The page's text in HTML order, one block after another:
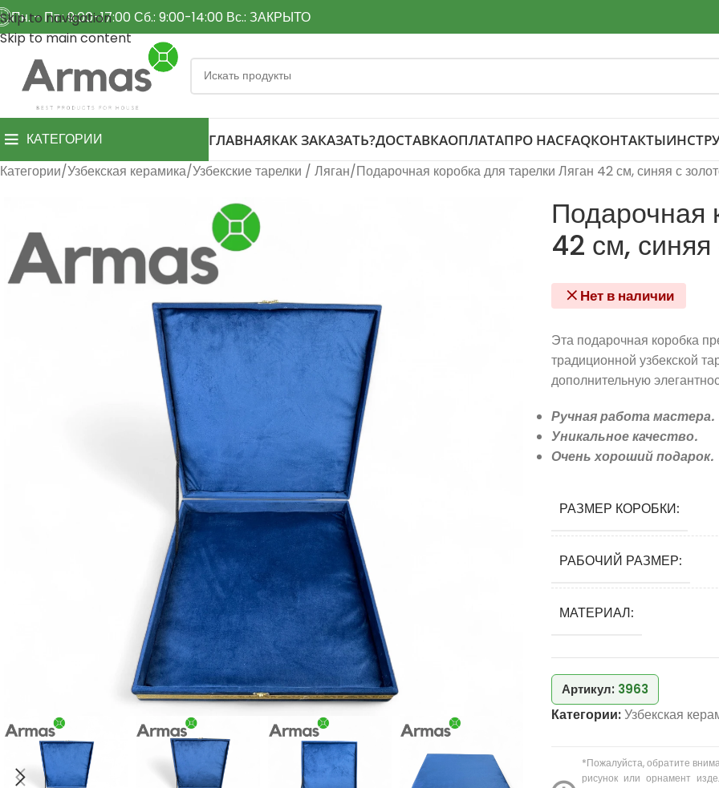
Skip to navigation
Skip to main content
Пн. - Пт.: 9:00-17:00 Сб.: 9:00-14:00 Вс.: ЗАКРЫТО
КАТЕГОРИИ ГЛАВНАЯКАК ЗАКАЗАТЬ?ДОСТАВКАОПЛАТАПРО НАСFAQКОНТАКТЫ
Категории Узбекская керамика Узбекские тарелки / Ляган Подарочная коробка для тарелки Ляган 42 см, синяя с
Подарочная
42 см, синяя
Нет в наличии
Эта подарочная коробка
традиционной узбекской
дополнительную
Ручная работа мастера.
Уникальное качество.
Очень хороший подарок.
РАЗМЕР КОРОБКИ:
РАБОЧИЙ РАЗМЕР:
МАТЕРИАЛ:
Артикул: 3963
Категории:Узбекская
*Пожалуйста, обратите
рисунок или орнамент